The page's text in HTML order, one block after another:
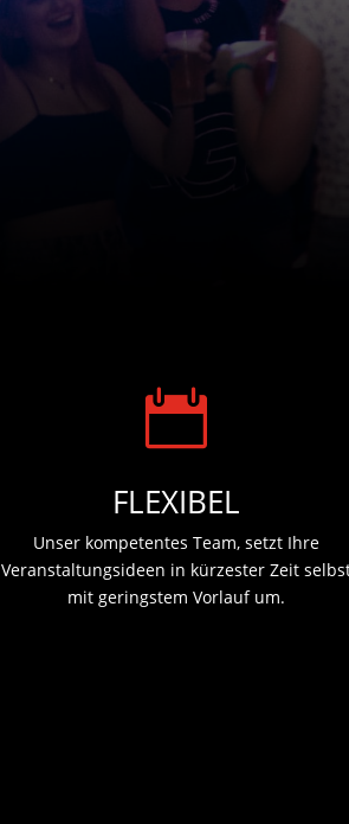

FLEXIBEL
Unser kompetentes Team, setzt Ihre
Veranstaltungsideen in kürzester Zeit
mit geringstem Vorlauf um.